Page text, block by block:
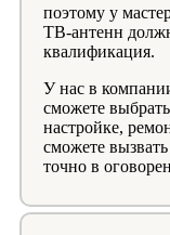
поэтому у
ТВ-антенн
квалификация.
У нас в
сможете
настройке,
сможете
точно в